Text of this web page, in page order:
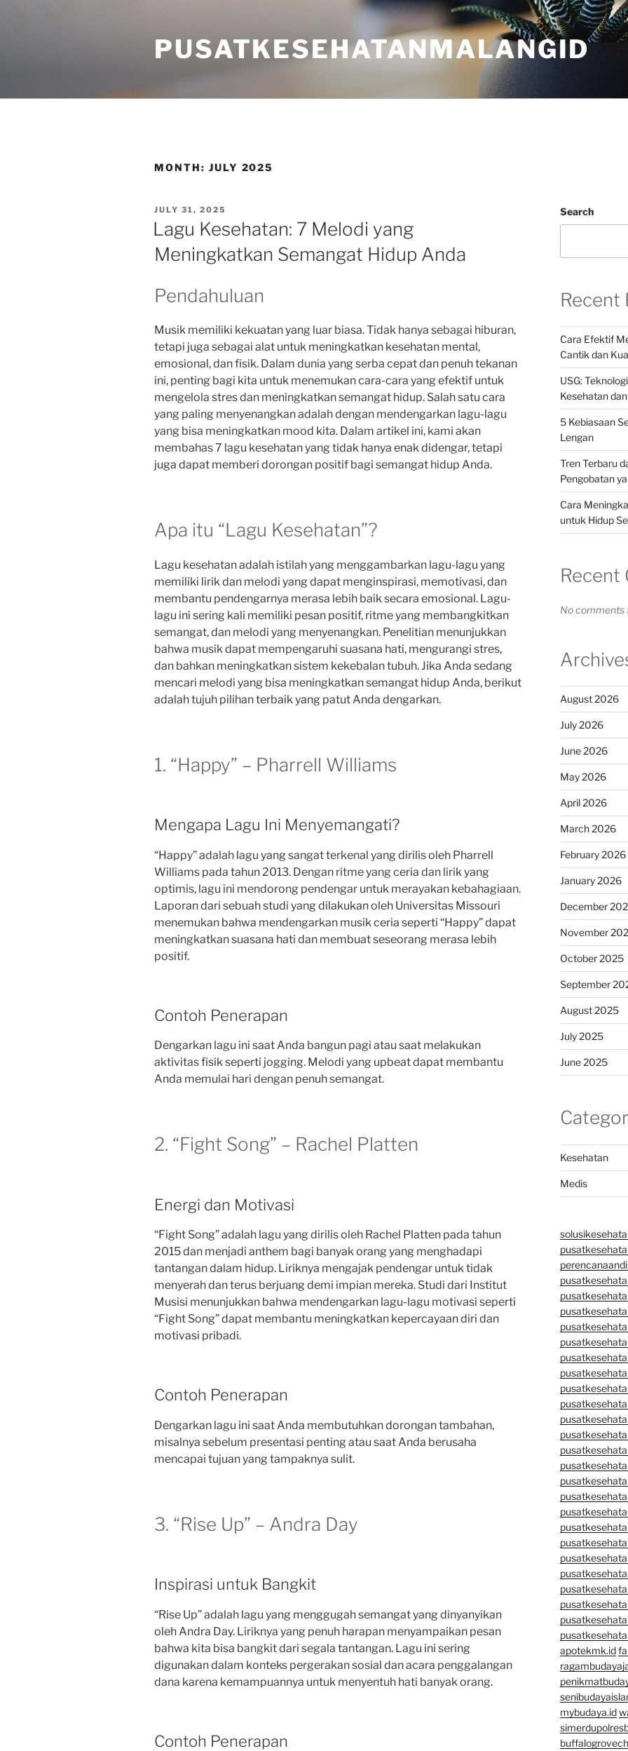
PUSATKESEHATANMALANGID
MONTH: JULY 2025
POSTED
ON
JULY 31, 2025
Lagu Kesehatan: 7 Melodi yang
Meningkatkan Semangat Hidup Anda
Pendahuluan
Musik memiliki kekuatan yang luar biasa. Tidak hanya sebagai hiburan,
tetapi juga sebagai alat untuk meningkatkan kesehatan mental,
emosional, dan fisik. Dalam dunia yang serba cepat dan penuh tekanan
ini, penting bagi kita untuk menemukan cara-cara yang efektif untuk
mengelola stres dan meningkatkan semangat hidup. Salah satu cara
yang paling menyenangkan adalah dengan mendengarkan lagu-lagu
yang bisa meningkatkan mood kita. Dalam artikel ini, kami akan
membahas 7 lagu kesehatan yang tidak hanya enak didengar, tetapi
juga dapat memberi dorongan positif bagi semangat hidup Anda.
Apa itu “Lagu Kesehatan”?
Lagu kesehatan adalah istilah yang menggambarkan lagu-lagu yang
memiliki lirik dan melodi yang dapat menginspirasi, memotivasi, dan
membantu pendengarnya merasa lebih baik secara emosional. Lagu-
lagu ini sering kali memiliki pesan positif, ritme yang membangkitkan
semangat, dan melodi yang menyenangkan. Penelitian menunjukkan
bahwa musik dapat mempengaruhi suasana hati, mengurangi stres,
dan bahkan meningkatkan sistem kekebalan tubuh. Jika Anda sedang
mencari melodi yang bisa meningkatkan semangat hidup Anda, berikut
adalah tujuh pilihan terbaik yang patut Anda dengarkan.
1. “Happy” – Pharrell Williams
Mengapa Lagu Ini Menyemangati?
“Happy” adalah lagu yang sangat terkenal yang dirilis oleh Pharrell
Williams pada tahun 2013. Dengan ritme yang ceria dan lirik yang
optimis, lagu ini mendorong pendengar untuk merayakan kebahagiaan.
Laporan dari sebuah studi yang dilakukan oleh Universitas Missouri
menemukan bahwa mendengarkan musik ceria seperti “Happy” dapat
meningkatkan suasana hati dan membuat seseorang merasa lebih
positif.
Contoh Penerapan
Dengarkan lagu ini saat Anda bangun pagi atau saat melakukan
aktivitas fisik seperti jogging. Melodi yang upbeat dapat membantu
Anda memulai hari dengan penuh semangat.
2. “Fight Song” – Rachel Platten
Energi dan Motivasi
“Fight Song” adalah lagu yang dirilis oleh Rachel Platten pada tahun
2015 dan menjadi anthem bagi banyak orang yang menghadapi
tantangan dalam hidup. Liriknya mengajak pendengar untuk tidak
menyerah dan terus berjuang demi impian mereka. Studi dari Institut
Musisi menunjukkan bahwa mendengarkan lagu-lagu motivasi seperti
“Fight Song” dapat membantu meningkatkan kepercayaan diri dan
motivasi pribadi.
Contoh Penerapan
Dengarkan lagu ini saat Anda membutuhkan dorongan tambahan,
misalnya sebelum presentasi penting atau saat Anda berusaha
mencapai tujuan yang tampaknya sulit.
3. “Rise Up” – Andra Day
Inspirasi untuk Bangkit
“Rise Up” adalah lagu yang menggugah semangat yang dinyanyikan
oleh Andra Day. Liriknya yang penuh harapan menyampaikan pesan
bahwa kita bisa bangkit dari segala tantangan. Lagu ini sering
digunakan dalam konteks pergerakan sosial dan acara penggalangan
dana karena kemampuannya untuk menyentuh hati banyak orang.
Contoh Penerapan
Search
Recent
Cara Efektif
Cantik dan
USG:
Kesehatan
5 Kebiasaan
Lengan
Tren Terbaru
Pengobatan
Cara
untuk Hidup
Recent
No comments
August 2026
July 2026
June 2026
May 2026
April 2026
March 2026
February 2026
January 2026
December
November
October 2025
September
August 2025
July 2025
June 2025
Kesehatan
Medis
apotekmk.id
mybudaya.id